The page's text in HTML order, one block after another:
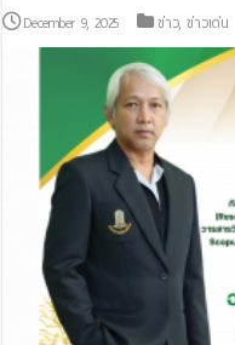
December 9, 2025 ข่าว,ข่าวเด่น